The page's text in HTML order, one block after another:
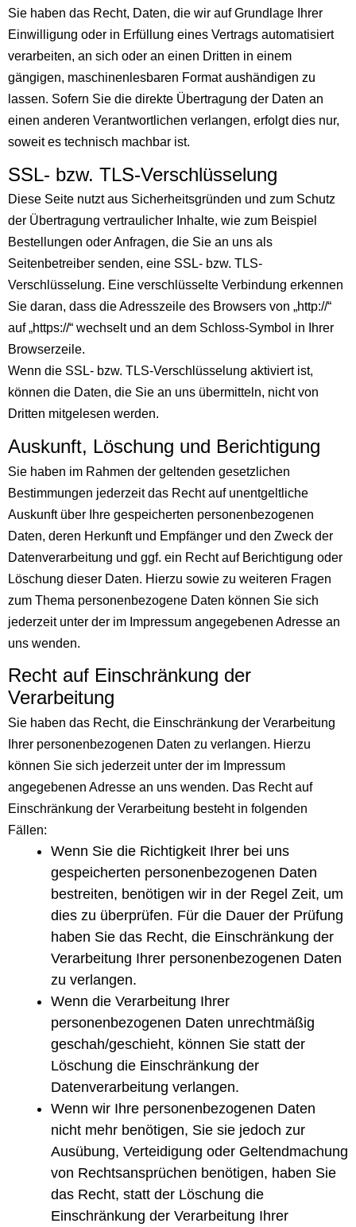
Sie haben das Recht, Daten, die wir auf Grundlage Ihrer
Einwilligung oder in Erfüllung eines Vertrags automatisiert
verarbeiten, an sich oder an einen Dritten in einem
gängigen, maschinenlesbaren Format aushändigen zu
lassen. Sofern Sie die direkte Übertragung der Daten an
einen anderen Verantwortlichen verlangen, erfolgt dies nur,
soweit es technisch machbar ist.
SSL- bzw. TLS-Verschlüsselung
Diese Seite nutzt aus Sicherheitsgründen und zum Schutz
der Übertragung vertraulicher Inhalte, wie zum Beispiel
Bestellungen oder Anfragen, die Sie an uns als
Seitenbetreiber senden, eine SSL- bzw. TLS-
Verschlüsselung. Eine verschlüsselte Verbindung erkennen
Sie daran, dass die Adresszeile des Browsers von „http://“
auf „https://“ wechselt und an dem Schloss-Symbol in Ihrer
Browserzeile.
Wenn die SSL- bzw. TLS-Verschlüsselung aktiviert ist,
können die Daten, die Sie an uns übermitteln, nicht von
Dritten mitgelesen werden.
Auskunft, Löschung und Berichtigung
Sie haben im Rahmen der geltenden gesetzlichen
Bestimmungen jederzeit das Recht auf unentgeltliche
Auskunft über Ihre gespeicherten personenbezogenen
Daten, deren Herkunft und Empfänger und den Zweck der
Datenverarbeitung und ggf. ein Recht auf Berichtigung oder
Löschung dieser Daten. Hierzu sowie zu weiteren Fragen
zum Thema personenbezogene Daten können Sie sich
jederzeit unter der im Impressum angegebenen Adresse an
uns wenden.
Recht auf Einschränkung der
Verarbeitung
Sie haben das Recht, die Einschränkung der Verarbeitung
Ihrer personenbezogenen Daten zu verlangen. Hierzu
können Sie sich jederzeit unter der im Impressum
angegebenen Adresse an uns wenden. Das Recht auf
Einschränkung der Verarbeitung besteht in folgenden
Fällen:
Wenn Sie die Richtigkeit Ihrer bei uns
gespeicherten personenbezogenen Daten
bestreiten, benötigen wir in der Regel Zeit, um
dies zu überprüfen. Für die Dauer der Prüfung
haben Sie das Recht, die Einschränkung der
Verarbeitung Ihrer personenbezogenen Daten
zu verlangen.
Wenn die Verarbeitung Ihrer
personenbezogenen Daten unrechtmäßig
geschah/geschieht, können Sie statt der
Löschung die Einschränkung der
Datenverarbeitung verlangen.
Wenn wir Ihre personenbezogenen Daten
nicht mehr benötigen, Sie sie jedoch zur
Ausübung, Verteidigung oder Geltendmachung
von Rechtsansprüchen benötigen, haben Sie
das Recht, statt der Löschung die
Einschränkung der Verarbeitung Ihrer